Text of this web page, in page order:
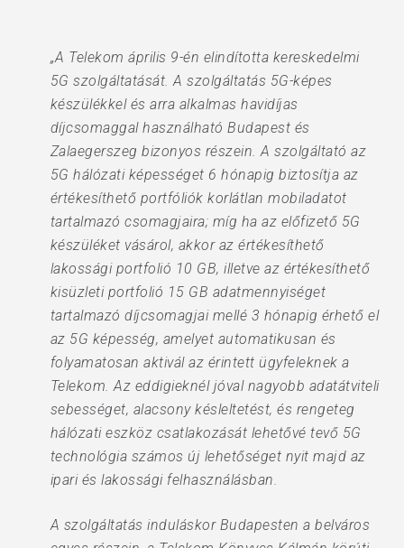
„A Telekom április 9-én elindította kereskedelmi
5G szolgáltatását. A szolgáltatás 5G-képes
készülékkel és arra alkalmas havidíjas
díjcsomaggal használható Budapest és
Zalaegerszeg bizonyos részein. A szolgáltató az
5G hálózati képességet 6 hónapig biztosítja az
értékesíthető portfóliók korlátlan mobiladatot
tartalmazó csomagjaira; míg ha az előfizető 5G
készüléket vásárol, akkor az értékesíthető
lakossági portfolió 10 GB, illetve az értékesíthető
kisüzleti portfolió 15 GB adatmennyiséget
tartalmazó díjcsomagjai mellé 3 hónapig érhető el
az 5G képesség, amelyet automatikusan és
folyamatosan aktivál az érintett ügyfeleknek a
Telekom. Az eddigieknél jóval nagyobb adatátviteli
sebességet, alacsony késleltetést, és rengeteg
hálózati eszköz csatlakozását lehetővé tevő 5G
technológia számos új lehetőséget nyit majd az
ipari és lakossági felhasználásban.
A szolgáltatás induláskor Budapesten a belváros